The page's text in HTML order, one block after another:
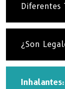
Diferentes
¿Son